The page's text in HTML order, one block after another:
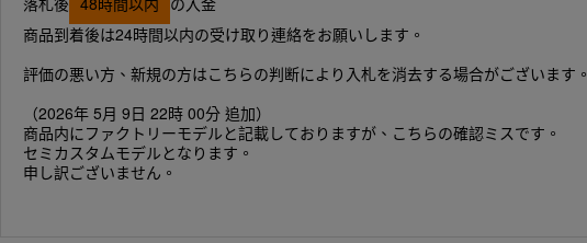
商品到着後は24時間以内の受け取り連絡をお願いします。
評価の悪い方、新規の方はこちらの判断により入札を消去する場合がございます。
（2026年 5月 9日 22時 00分 追加）
商品内にファクトリーモデルと記載しておりますが、こちらの確認ミスです。
セミカスタムモデルとなります。
申し訳ございません。